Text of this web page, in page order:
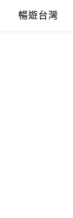
暢遊台灣